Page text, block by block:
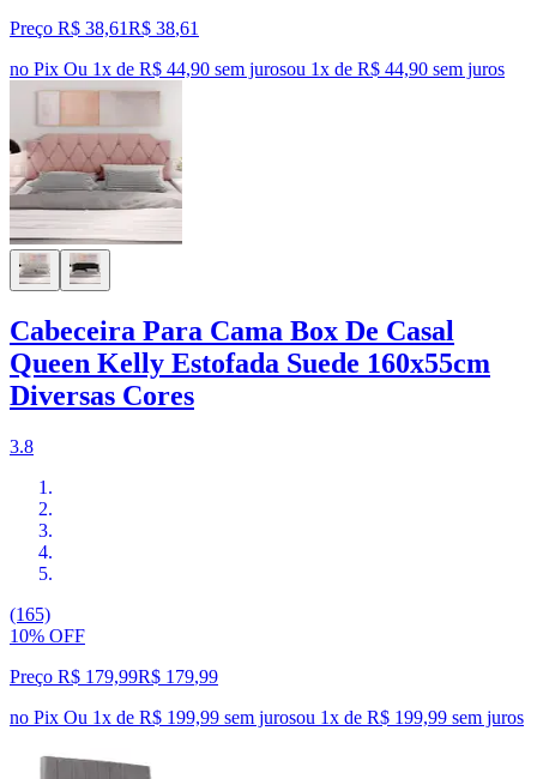
Preço R$ 38,61R$ 38,61
no Pix Ou 1x de R$ 44,90 sem jurosou 1x de R$ 44,90 sem juros
Cabeceira Para Cama Box De Casal
Queen Kelly Estofada Suede 160x55cm
Diversas Cores
3.8
(165)
10% OFF
Preço R$ 179,99R$ 179,99
no Pix Ou 1x de R$ 199,99 sem jurosou 1x de R$ 199,99 sem juros